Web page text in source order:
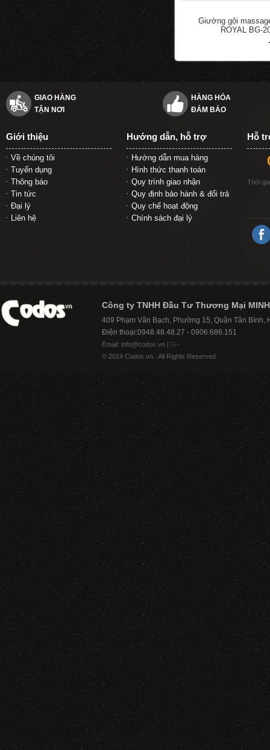
Giường gội
ROYAL BG-
GIAO HÀNG
TẬN NƠI
HÀNG HÓA
ĐẢM BẢO
Giới thiệu
Về chúng tôi
Tuyển dụng
Thông báo
Tin tức
Đại lý
Liên hệ
Hướng dẫn, hỗ trợ
Hướng dẫn mua hàng
Hình thức thanh toán
Quy trình giao nhận
Quy định bảo hành & đổi trả
Quy chế hoạt động
Chính sách đại lý
Hỗ
Thời
Công ty TNHH Đầu Tư Thương Mại
409 Phạm Văn Bạch, Phường 15, Quận Tân Bình,
Điện thoại:0948.48.48.27 - 0906.686.151
Email: info@codos.vn | G+
© 2014 Codos.vn . All Rights Reserved.